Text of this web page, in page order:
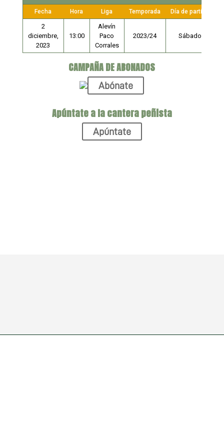
Fecha Hora Liga Temporada Día de partido
2
diciembre,
2023
13:00
Alevín
Paco
Corrales
2023/24 Sábado
CAMPAÑA DE ABONADOS
Abónate
Apúntate a la cantera peñista
Apúntate